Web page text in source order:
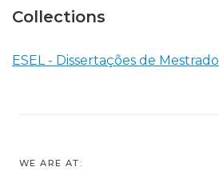
Collections
ESEL - Dissertações de Mestrado
WE ARE AT: